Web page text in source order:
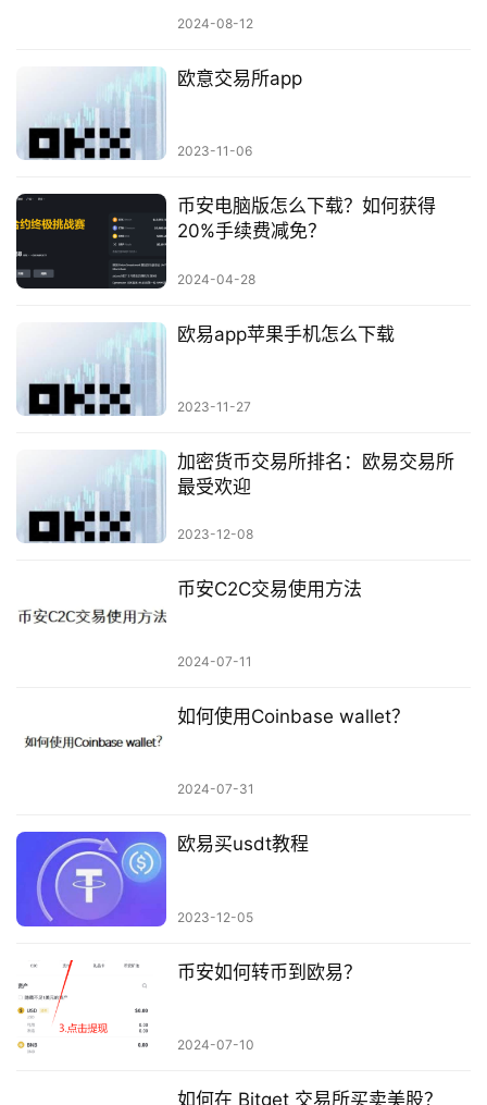
2024-08-12
欧意交易所app
2023-11-06
币安电脑版怎么下载？如何获得
20%手续费减免？
2024-04-28
欧易app苹果手机怎么下载
2023-11-27
加密货币交易所排名：欧易交易所
最受欢迎
2023-12-08
币安C2C交易使用方法
2024-07-11
如何使用Coinbase wallet？
2024-07-31
欧易买usdt教程
2023-12-05
币安如何转币到欧易？
2024-07-10
如何在 Bitget 交易所买卖美股？